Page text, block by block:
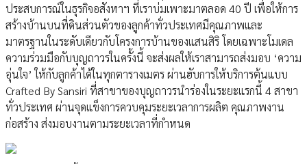
ประสบการณ์ในธุรกิจอสังหาฯ ที่เราบ่มเพาะมาตลอด 40 ปี เพื่อให้การ
สร้างบ้านบนที่ดินส่วนตัวของลูกค้าทั่วประเทศมีคุณภาพและ
มาตรฐานในระดับเดียวกับโครงการบ้านของแสนสิริ โดยเฉพาะโมเดล
ความร่วมมือกับบุญถาวรในครั้งนี้ จะส่งผลให้เราสามารถส่งมอบ ‘ความ
อุ่นใจ’ ให้กับลูกค้าได้ในทุกตารางเมตร ผ่านฮับการให้บริการต้นแบบ
Crafted By Sansiri ที่สาขาของบุญถาวรนำร่องในระยะแรกนี้ 4 สาขา
ทั่วประเทศ ผ่านจุดแข็งการควบคุมระยะเวลาการผลิต คุณภาพงาน
ก่อสร้าง ส่งมอบงานตามระยะเวลาที่กำหนด